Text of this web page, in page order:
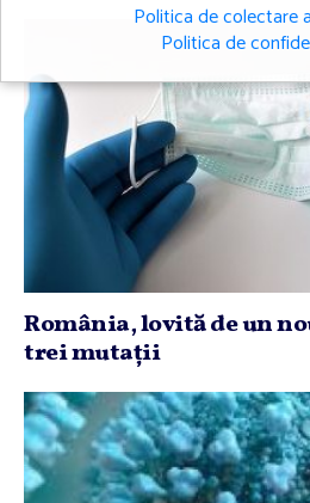
România, lovită de un
trei mutaţii
Politica de colectare
Politica de